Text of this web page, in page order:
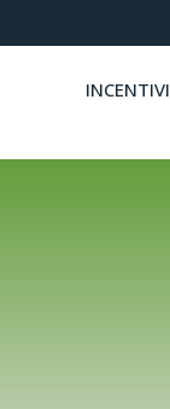
INCENTIVI